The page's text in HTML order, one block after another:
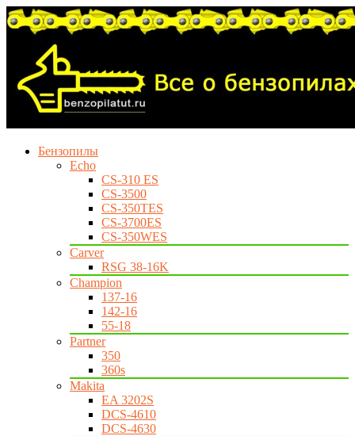
Бензопилы
Echo
CS-310 ES
CS-3500
CS-350TES
CS-3700ES
CS-350WES
Carver
RSG 38-16K
Champion
137-16
142-16
55-18
Partner
350
360s
Makita
EA 3202S
DCS-4610
DCS-4630